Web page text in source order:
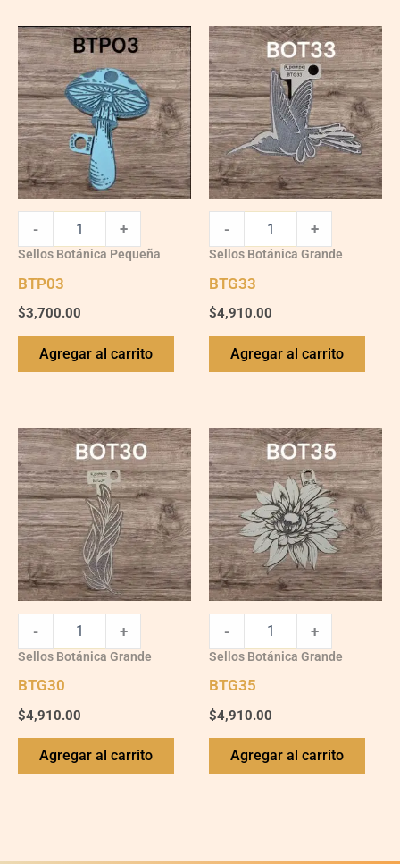
BTP03
quantity
- +
Sellos Botánica Pequeña
BTP03
$3,700.00
Agregar al carrito
BTG33
quantity
- +
Sellos Botánica Grande
BTG33
$4,910.00
Agregar al carrito
BTG30
quantity
- +
Sellos Botánica Grande
BTG30
$4,910.00
Agregar al carrito
BTG35
quantity
- +
Sellos Botánica Grande
BTG35
$4,910.00
Agregar al carrito